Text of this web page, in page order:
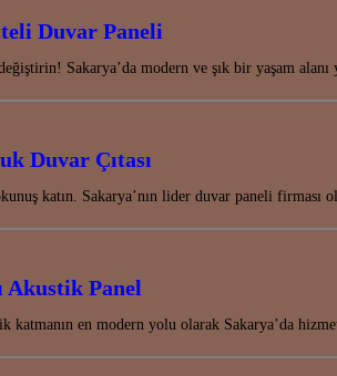
Duvar Paneli
Sakarya’da modern ve şık bir yaşam
Duvar Çıtası
katın. Sakarya’nın lider duvar paneli firması
Akustik Panel
katmanın en modern yolu olarak Sakarya’da